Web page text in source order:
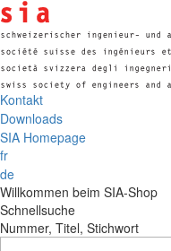
Kontakt
Downloads
SIA Homepage
fr
de
Willkommen beim SIA-Shop
Schnellsuche
Nummer, Titel, Stichwort